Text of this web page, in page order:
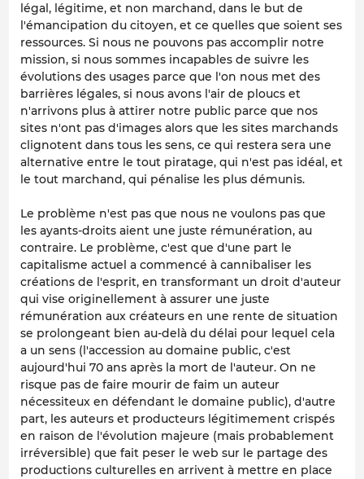
légal, légitime, et non marchand, dans le but de
l'émancipation du citoyen, et ce quelles que soient ses
ressources. Si nous ne pouvons pas accomplir notre
mission, si nous sommes incapables de suivre les
évolutions des usages parce que l'on nous met des
barrières légales, si nous avons l'air de ploucs et
n'arrivons plus à attirer notre public parce que nos
sites n'ont pas d'images alors que les sites marchands
clignotent dans tous les sens, ce qui restera sera une
alternative entre le tout piratage, qui n'est pas idéal, et
le tout marchand, qui pénalise les plus démunis.
Le problème n'est pas que nous ne voulons pas que
les ayants-droits aient une juste rémunération, au
contraire. Le problème, c'est que d'une part le
capitalisme actuel a commencé à cannibaliser les
créations de l'esprit, en transformant un droit d'auteur
qui vise originellement à assurer une juste
rémunération aux créateurs en une rente de situation
se prolongeant bien au-delà du délai pour lequel cela
a un sens (l'accession au domaine public, c'est
aujourd'hui 70 ans après la mort de l'auteur. On ne
risque pas de faire mourir de faim un auteur
nécessiteux en défendant le domaine public), d'autre
part, les auteurs et producteurs légitimement crispés
en raison de l'évolution majeure (mais probablement
irréversible) que fait peser le web sur le partage des
productions culturelles en arrivent à mettre en place